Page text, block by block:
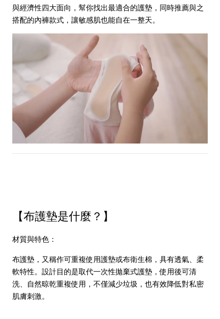
與經濟性四大面向，幫你找出最適合的護墊，同時推薦與之
搭配的內褲款式，讓敏感肌也能自在一整天。
【布護墊是什麼？】
材質與特色：
布護墊，又稱作可重複使用護墊或布衛生棉，具有透氣、柔
軟特性。設計目的是取代一次性拋棄式護墊，使用後可清
洗、自然晾乾重複使用，不僅減少垃圾，也有效降低對私密
肌膚刺激。